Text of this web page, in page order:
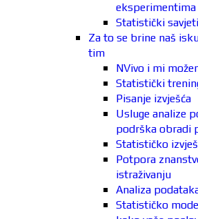
eksperimentima
Statistički savjeti
Za to se brine naš
tim
NVivo i mi
Statistički
Pisanje izvješća
Usluge analize
podrška obradi
Statističko
Potpora
istraživanju
Analiza
Statističko